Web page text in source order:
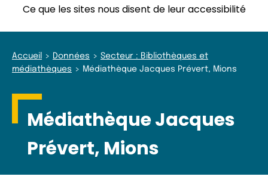
Ce que les sites nous disent de leur accessibilité
Accueil Données
Secteur : Bibliothèques et
médiathèques
Médiathèque Jacques Prévert, Mions
Médiathèque Jacques
Prévert, Mions